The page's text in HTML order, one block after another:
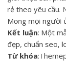
rẻ theo yêu cầu.
Mong mọi người
Kết luận: Một
đẹp, chuẩn seo,
Từ khóa